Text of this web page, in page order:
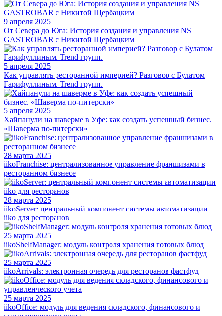
9 апреля 2025
От Севера до Юга: История создания и управления NS
GASTROBAR с Никитой Щербацким
5 апреля 2025
Как управлять ресторанной империей? Разговор с Булатом
Гарифуллиным. Trend групп.
5 апреля 2025
Хайпанули на шаверме в Уфе: как создать успешный бизнес.
«Шаверма по-питерски»
28 марта 2025
iikoFranchise: централизованное управление франшизами в
ресторанном бизнесе
28 марта 2025
iikoServer: центральный компонент системы автоматизации
iiko для ресторанов
25 марта 2025
iikoShelfManager: модуль контроля хранения готовых блюд
25 марта 2025
iikoArrivals: электронная очередь для ресторанов фастфуд
25 марта 2025
iikoOffice: модуль для ведения складского, финансового и